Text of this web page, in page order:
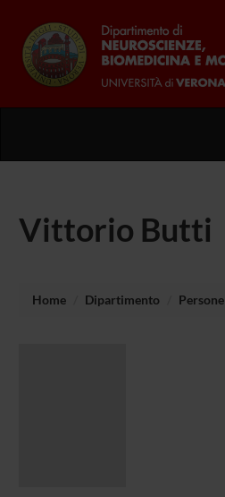
Vittorio Butti
Home Dipartimento Persone